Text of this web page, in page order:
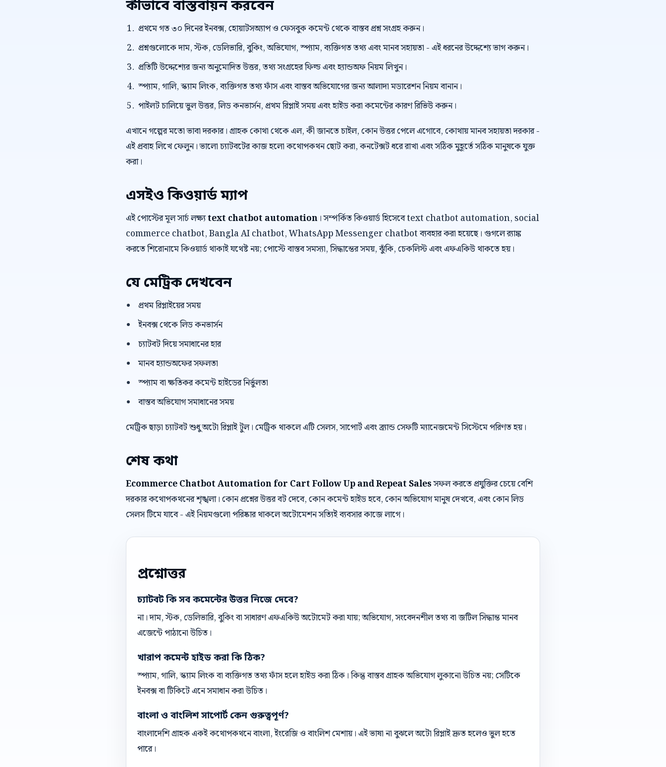
কীভাবে বাস্তবায়ন করবেন
প্রথমে গত ৩০ দিনের ইনবক্স, হোয়াটসঅ্যাপ ও ফেসবুক কমেন্ট থেকে বাস্তব প্রশ্ন সংগ্রহ করুন।
প্রশ্নগুলোকে দাম, স্টক, ডেলিভারি, বুকিং, অভিযোগ, স্প্যাম, ব্যক্তিগত তথ্য এবং মানব সহায়তা - এই ধরনের উদ্দেশ্যে ভাগ করুন।
প্রতিটি উদ্দেশ্যের জন্য অনুমোদিত উত্তর, তথ্য সংগ্রহের ফিল্ড এবং হ্যান্ডঅফ নিয়ম লিখুন।
স্প্যাম, গালি, স্ক্যাম লিংক, ব্যক্তিগত তথ্য ফাঁস এবং বাস্তব অভিযোগের জন্য আলাদা মডারেশন নিয়ম বানান।
পাইলট চালিয়ে ভুল উত্তর, লিড কনভার্সন, প্রথম রিপ্লাই সময় এবং হাইড করা কমেন্টের কারণ রিভিউ করুন।
এখানে গল্পের মতো ভাবা দরকার। গ্রাহক কোথা থেকে এল, কী জানতে চাইল, কোন উত্তর পেলে এগোবে, কোথায় মানব সহায়তা দরকার -
এই প্রবাহ লিখে ফেলুন। ভালো চ্যাটবটের কাজ হলো কথোপকথন ছোট করা, কনটেক্সট ধরে রাখা এবং সঠিক মুহূর্তে সঠিক মানুষকে যুক্ত
করা।
এসইও কিওয়ার্ড ম্যাপ
এই পোস্টের মূল সার্চ লক্ষ্যtext chatbot automation। সম্পর্কিত কিওয়ার্ড হিসেবে text chatbot automation, social
commerce chatbot, Bangla AI chatbot, WhatsApp Messenger chatbot ব্যবহার করা হয়েছে। গুগলে র‍্যাঙ্ক
করতে শিরোনামে কিওয়ার্ড থাকাই যথেষ্ট নয়; পোস্টে বাস্তব সমস্যা, সিদ্ধান্তের সময়, ঝুঁকি, চেকলিস্ট এবং এফএকিউ থাকতে হয়।
যে মেট্রিক দেখবেন
প্রথম রিপ্লাইয়ের সময়
ইনবক্স থেকে লিড কনভার্সন
চ্যাটবট দিয়ে সমাধানের হার
মানব হ্যান্ডঅফের সফলতা
স্প্যাম বা ক্ষতিকর কমেন্ট হাইডের নির্ভুলতা
বাস্তব অভিযোগ সমাধানের সময়
মেট্রিক ছাড়া চ্যাটবট শুধু অটো রিপ্লাই টুল। মেট্রিক থাকলে এটি সেলস, সাপোর্ট এবং ব্র্যান্ড সেফটি ম্যানেজমেন্ট সিস্টেমে পরিণত হয়।
শেষ কথা
Ecommerce Chatbot Automation for Cart Follow Up and Repeat Salesসফল করতে প্রযুক্তির চেয়ে বেশি
দরকার কথোপকথনের শৃঙ্খলা। কোন প্রশ্নের উত্তর বট দেবে, কোন কমেন্ট হাইড হবে, কোন অভিযোগ মানুষ দেখবে, এবং কোন লিড
সেলস টিমে যাবে - এই নিয়মগুলো পরিষ্কার থাকলে অটোমেশন সত্যিই ব্যবসার কাজে লাগে।
প্রশ্নোত্তর
চ্যাটবট কি সব কমেন্টের উত্তর নিজে দেবে?
না। দাম, স্টক, ডেলিভারি, বুকিং বা সাধারণ এফএকিউ অটোমেট করা যায়; অভিযোগ, সংবেদনশীল তথ্য বা জটিল সিদ্ধান্ত মানব
এজেন্টে পাঠানো উচিত।
খারাপ কমেন্ট হাইড করা কি ঠিক?
স্প্যাম, গালি, স্ক্যাম লিংক বা ব্যক্তিগত তথ্য ফাঁস হলে হাইড করা ঠিক। কিন্তু বাস্তব গ্রাহক অভিযোগ লুকানো উচিত নয়; সেটিকে
ইনবক্স বা টিকিটে এনে সমাধান করা উচিত।
বাংলা ও বাংলিশ সাপোর্ট কেন গুরুত্বপূর্ণ?
বাংলাদেশি গ্রাহক একই কথোপকথনে বাংলা, ইংরেজি ও বাংলিশ মেশায়। এই ভাষা না বুঝলে অটো রিপ্লাই দ্রুত হলেও ভুল হতে
পারে।